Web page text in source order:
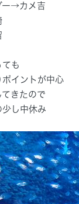
ー→カメ吉
ても
イントが中心
きたので
少し中休み